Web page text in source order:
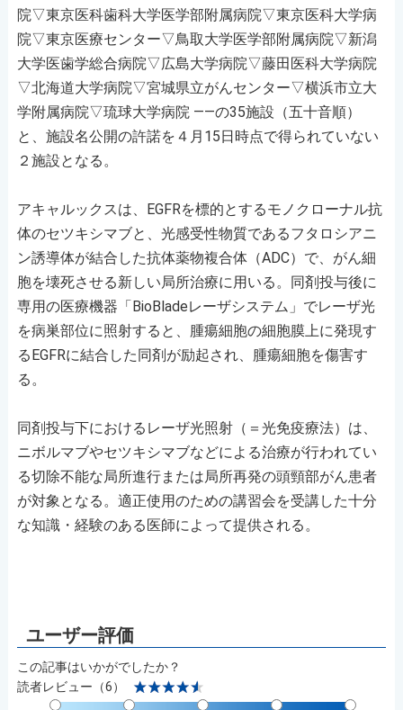
院▽東京医科歯科大学医学部附属病院▽東京医科大学病
院▽東京医療センター▽鳥取大学医学部附属病院▽新潟
大学医歯学総合病院▽広島大学病院▽藤田医科大学病院
▽北海道大学病院▽宮城県立がんセンター▽横浜市立大
学附属病院▽琉球大学病院 ――の35施設（五十音順）
と、施設名公開の許諾を４月15日時点で得られていない
２施設となる。
アキャルックスは、EGFRを標的とするモノクローナル抗
体のセツキシマブと、光感受性物質であるフタロシアニ
ン誘導体が結合した抗体薬物複合体（ADC）で、がん細
胞を壊死させる新しい局所治療に用いる。同剤投与後に
専用の医療機器「BioBladeレーザシステム」でレーザ光
を病巣部位に照射すると、腫瘍細胞の細胞膜上に発現す
るEGFRに結合した同剤が励起され、腫瘍細胞を傷害す
る。
同剤投与下におけるレーザ光照射（＝光免疫療法）は、
ニボルマブやセツキシマブなどによる治療が行われてい
る切除不能な局所進行または局所再発の頭頸部がん患者
が対象となる。適正使用のための講習会を受講した十分
な知識・経験のある医師によって提供される。
この記事はいかがでしたか？
読者レビュー（6）